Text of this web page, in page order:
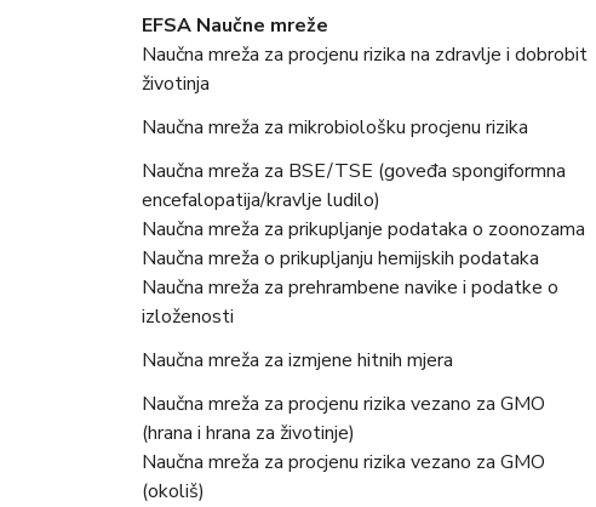
EFSA Naučne mreže
Naučna mreža za procjenu rizika na zdravlje i dobrobit
životinja
Naučna mreža za mikrobiološku procjenu rizika
Naučna mreža za BSE/TSE (goveđa spongiformna
encefalopatija/kravlje ludilo)
Naučna mreža za prikupljanje podataka o zoonozama
Naučna mreža o prikupljanju hemijskih podataka
Naučna mreža za prehrambene navike i podatke o
izloženosti
Naučna mreža za izmjene hitnih mjera
Naučna mreža za procjenu rizika vezano za GMO
(hrana i hrana za životinje)
Naučna mreža za procjenu rizika vezano za GMO
(okoliš)